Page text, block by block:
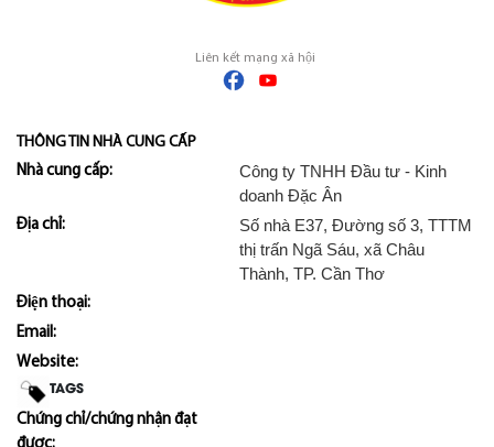
Liên kết mạng xã hội
THÔNG TIN NHÀ CUNG CẤP
Nhà cung cấp:
Công ty TNHH Đầu tư - Kinh
doanh Đặc Ân
Địa chỉ:
Số nhà E37, Đường số 3, TTTM
thị trấn Ngã Sáu, xã Châu
Thành, TP. Cần Thơ
Điện thoại:
Email:
Website:
TAGS
Chứng chỉ/chứng nhận đạt